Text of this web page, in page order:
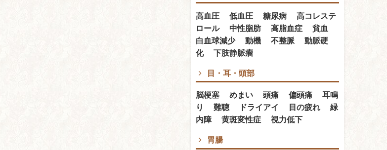
高血圧 低血圧 糖尿病 高コレステ
ロール 中性脂肪 高脂血症 貧血
白血球減少 動機 不整脈 動脈硬
化 下肢静脈瘤
目・耳・頭部
脳梗塞 めまい 頭痛 偏頭痛 耳鳴
り 難聴 ドライアイ 目の疲れ 緑
内障 黄斑変性症 視力低下
胃腸